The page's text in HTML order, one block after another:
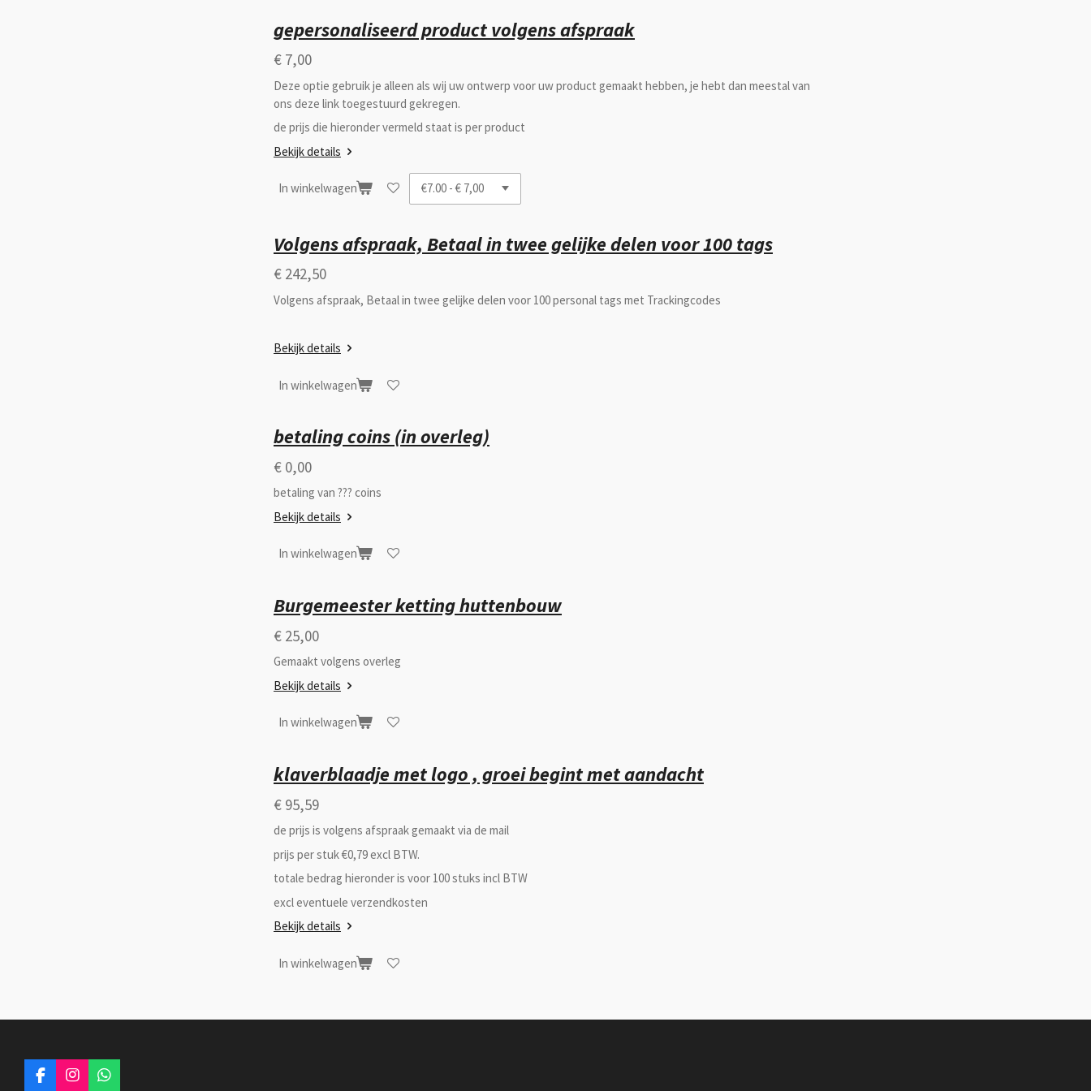
gepersonaliseerd product volgens afspraak
€ 7,00
Deze optie gebruik je alleen als wij uw ontwerp voor uw product gemaakt hebben, je hebt dan meestal van
ons deze link toegestuurd gekregen.
de prijs die hieronder vermeld staat is per product
Bekijk details
In winkelwagen
Volgens afspraak, Betaal in twee gelijke delen voor 100 tags
€ 242,50
Volgens afspraak, Betaal in twee gelijke delen voor 100 personal tags met Trackingcodes
Bekijk details
In winkelwagen
betaling coins (in overleg)
€ 0,00
betaling van ??? coins
Bekijk details
In winkelwagen
Burgemeester ketting huttenbouw
€ 25,00
Gemaakt volgens overleg
Bekijk details
In winkelwagen
klaverblaadje met logo , groei begint met aandacht
€ 95,59
de prijs is volgens afspraak gemaakt via de mail
prijs per stuk €0,79 excl BTW.
totale bedrag hieronder is voor 100 stuks incl BTW
excl eventuele verzendkosten
Bekijk details
In winkelwagen
F
I
W